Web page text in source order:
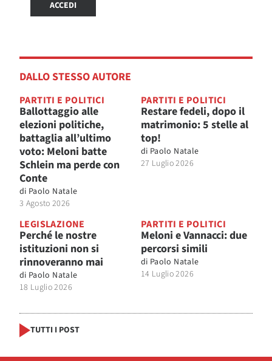
ACCEDI
DALLO STESSO AUTORE
PARTITI E POLITICI
Ballottaggio alle
elezioni politiche,
battaglia all’ultimo
voto: Meloni batte
Schlein ma perde con
Conte
di Paolo Natale
3 Agosto 2026
PARTITI E POLITICI
Restare fedeli, dopo il
matrimonio: 5 stelle al
top!
di Paolo Natale
27 Luglio 2026
LEGISLAZIONE
Perché le nostre
istituzioni non si
rinnoveranno mai
di Paolo Natale
18 Luglio 2026
PARTITI E POLITICI
Meloni e Vannacci: due
percorsi simili
di Paolo Natale
14 Luglio 2026
TUTTI I POST